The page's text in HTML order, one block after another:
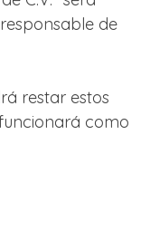
de
restar estos
como